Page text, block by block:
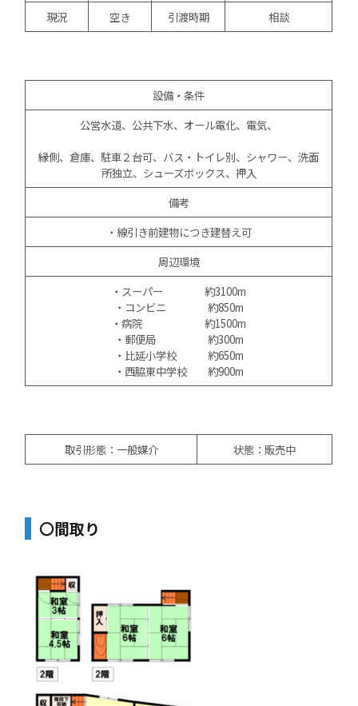
現況 空き 引渡時期 相談
設備・条件
公営水道、公共下水、オール電化、電気、
縁側、倉庫、駐車２台可、バス・トイレ別、シャワー、洗面
所独立、シューズボックス、押入
備考
・線引き前建物につき建替え可
周辺環境
・スーパー 約3100m
・コンビニ 約850m
・病院 約1500m
・郵便局 約300m
・比延小学校 約650m
・西脇東中学校 約900m
取引形態：一般媒介 状態：販売中
〇間取り